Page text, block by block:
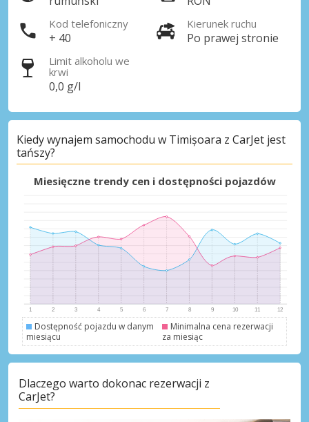
Najlepsze oszczędności
Uzyskaj dostęp do ekskluzywnych ofert
partnerów
Zaloguj się przez eLink
Kod telefoniczny
+ 40
Kierunek ruchu
Po prawej stronie
Limit alkoholu we
krwi
0,0 g/l
Kiedy wynajem samochodu w Timișoara z CarJet jest
tańszy?
Miesięczne trendy cen i dostępności pojazdów
Dostępność pojazdu w danym
miesiącu
Minimalna cena rezerwacji
za miesiąc
Dlaczego warto dokonac rezerwacji z
CarJet?